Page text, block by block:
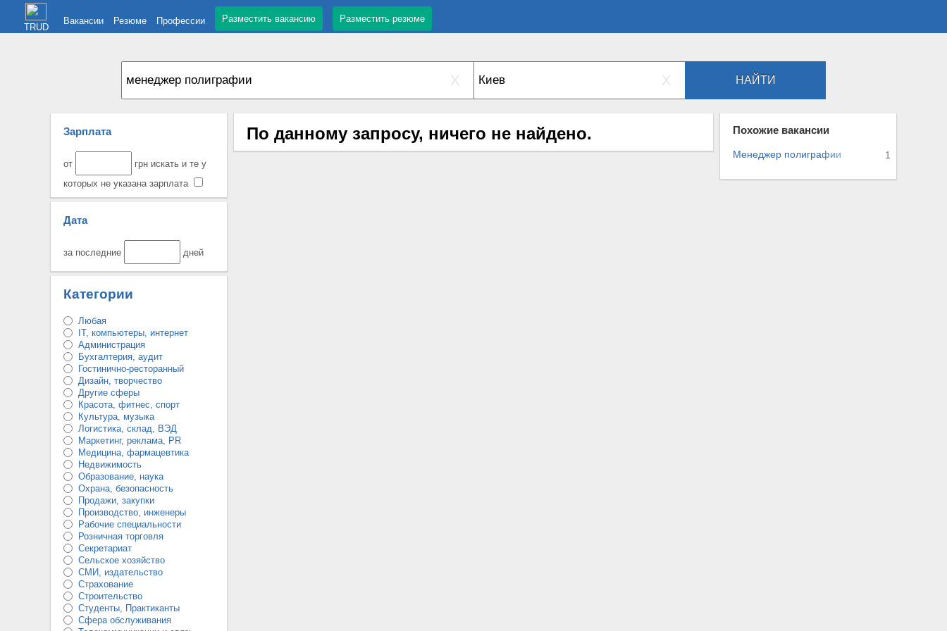
TRUD
Вакансии Резюме Профессии Разместить вакансию Разместить резюме
X X НАЙТИ
Зарплата
от
грн искать и те у
которых не указана зарплата
Дата
за последние дней
Категории
Любая
IT, компьютеры, интернет
Администрация
Бухгалтерия, аудит
Гостинично-ресторанный
Дизайн, творчество
Другие сферы
Красота, фитнес, спорт
Культура, музыка
Логистика, склад, ВЭД
Маркетинг, реклама, PR
Медицина, фармацевтика
Недвижимость
Образование, наука
Охрана, безопасность
Продажи, закупки
Производство, инженеры
Рабочие специальности
Розничная торговля
Секретариат
Сельское хозяйство
СМИ, издательство
Страхование
Строительство
Студенты, Практиканты
Сфера обслуживания
По данному запросу, ничего не найдено. Похожие вакансии
Менеджер полиграфии 1